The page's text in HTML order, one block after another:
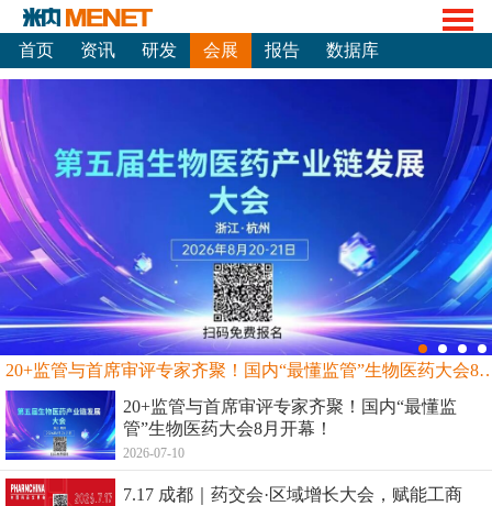
首页 资讯 研发 会展 报告 数据库
20+监管与首席审评专家齐聚！国内“最
20+监管与首席审评专家齐聚！国内“最懂监
管”生物医药大会8月开幕！
2026-07-10
7.17 成都｜药交会·区域增长大会，赋能工商